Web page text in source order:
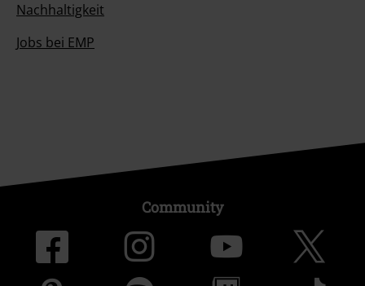
Nachhaltigkeit
Jobs bei EMP
Community